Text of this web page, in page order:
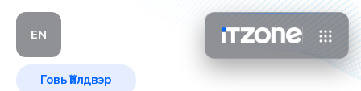
EN
Говь Үйлдвэр